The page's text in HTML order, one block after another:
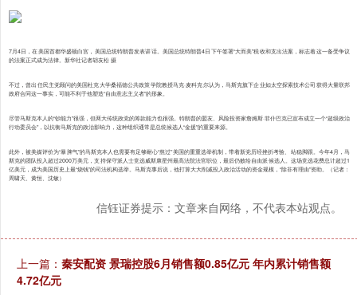
7月4日，在美国首都华盛顿白宫，美国总统特朗普发表讲话。美国总统特朗普4日下午签署“大而美”税收和支出法案，标志着这一备受争议
的法案正式成为法律。新华社记者胡友松 摄
不过，曾出任民主党顾问的美国杜克大学桑福德公共政策学院教授马克·麦科克尔认为，马斯克旗下企业如太空探索技术公司获得大量联邦
政府合同这一事实，可能不利于他塑造“自由意志主义者”的形象。
尽管马斯克本人的“钞能力”很强，但两大传统政党的筹款能力也很强。特朗普的盟友、风险投资家詹姆斯·菲什巴克已宣布成立一个“超级政治
行动委员会”，以抗衡马斯克的政治影响力，这种组织通常是总统候选人“金援”的重要来源。
此外，被美媒评价为“暴脾气”的马斯克本人也需要有足够耐心“熬过”美国的重重选举机制，带着新党历经挫折考验、站稳脚跟。今年4月，马
斯克的团队投入超过2000万美元，支持保守派人士竞选威斯康星州最高法院法官职位，最后仍败给自由派候选人。这场竞选花费总计超过1
亿美元，成为美国历史上最“烧钱”的司法机构选举。马斯克事后说，他打算大大削减投入政治活动的资金规模，“除非有理由”资助。（记者：
周啸天、黄恒、沈敏）
信钰证券提示：文章来自网络，不代表本站观点。
上一篇： 秦安配资 景瑞控股6月销售额0.85亿元 年内累计销售额
4.72亿元